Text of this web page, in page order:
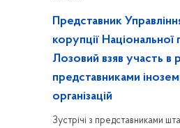
Представник
корупції Національної
Лозовий взяв участь в
представниками
організацій
Зустрічі з представниками